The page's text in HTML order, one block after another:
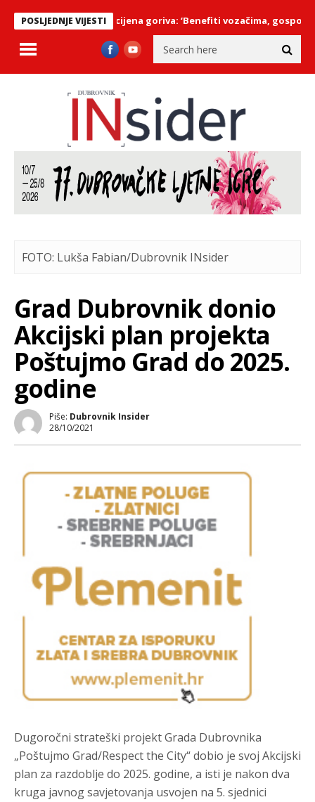
POSLJEDNJE VIJESTI
u obračunu cijena goriva: ‘Benefiti vozačima, gospodarstvu
FOTO: Lukša Fabian/Dubrovnik INsider
Grad Dubrovnik donio
Akcijski plan projekta
Poštujmo Grad do 2025.
godine
Piše: Dubrovnik Insider
28/10/2021
Dugoročni strateški projekt Grada Dubrovnika
„Poštujmo Grad/Respect the City“ dobio je svoj Akcijski
plan za razdoblje do 2025. godine, a isti je nakon dva
kruga javnog savjetovanja usvojen na 5. sjednici